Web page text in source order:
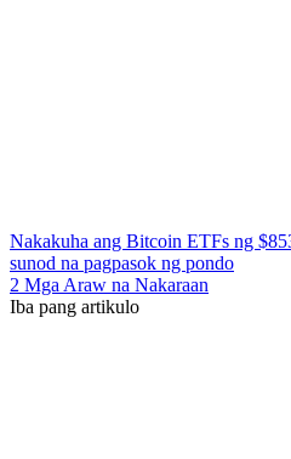
Nakakuha ang Bitcoin ETFs ng
sunod na pagpasok ng pondo
2 Mga Araw na Nakaraan
Iba pang artikulo